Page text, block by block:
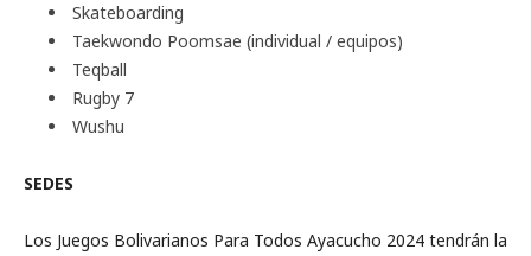
Skateboarding
Taekwondo Poomsae (individual / equipos)
Teqball
Rugby 7
Wushu
SEDES
Los Juegos Bolivarianos Para Todos Ayacucho 2024 tendrán la